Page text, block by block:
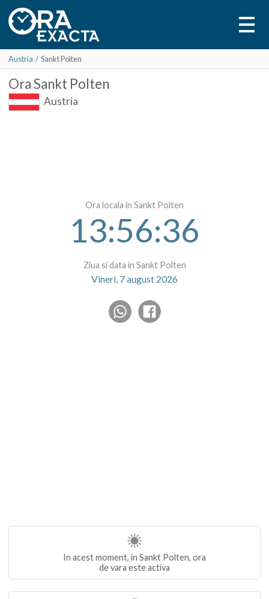
Austria / Sankt Polten
OraSankt Polten
Austria
Ora locala in Sankt Polten
13:56:36
Ziua si data in Sankt Polten
Vineri, 7 august 2026
In acest moment, in Sankt Polten, ora
de vara este activa